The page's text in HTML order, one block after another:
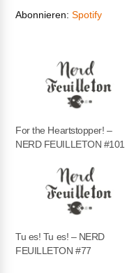
LINK
Abonnieren:Spotify
For the Heartstopper! –
NERD FEUILLETON #101
Tu es! Tu es! – NERD
FEUILLETON #77